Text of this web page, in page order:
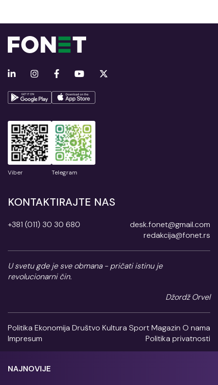
Viber Telegram
KONTAKTIRAJTE NAS
+381 (011) 30 30 680
desk.fonet@gmail.com
redakcija@fonet.rs
U svetu gde je sve obmana - pričati istinu je
revolucionarni čin.
Džordž Orvel
Politika Ekonomija Društvo Kultura SportMagazin O nama
Impresum
Politika privatnosti
NAJNOVIJE